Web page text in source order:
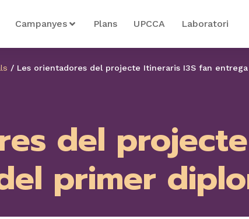
Campanyes Plans UPCCA Laboratori
/ Les orientadores del projecte Itineraris I3S fan
del
primer